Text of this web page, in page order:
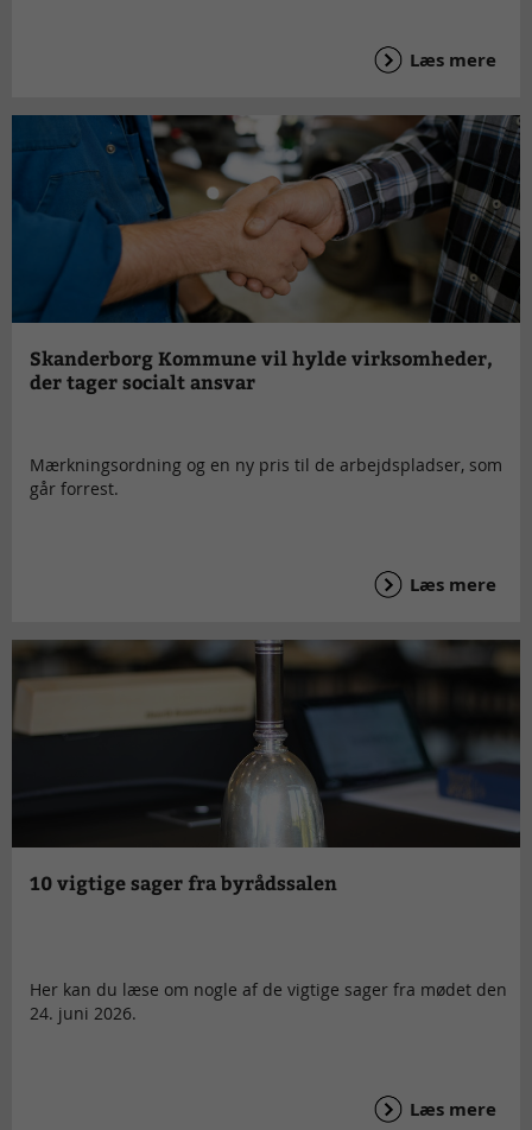
Læs mere
Skanderborg Kommune vil hylde virksomheder,
der tager socialt ansvar
Mærkningsordning og en ny pris til de arbejdspladser, som
går forrest.
Læs mere
10 vigtige sager fra byrådssalen
Her kan du læse om nogle af de vigtige sager fra mødet den
24. juni 2026.
Læs mere